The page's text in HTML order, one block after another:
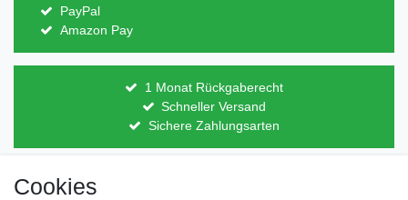
PayPal
Amazon Pay
1 Monat Rückgaberecht
Schneller Versand
Sichere Zahlungsarten
Direkt vom Hersteller
Cookies